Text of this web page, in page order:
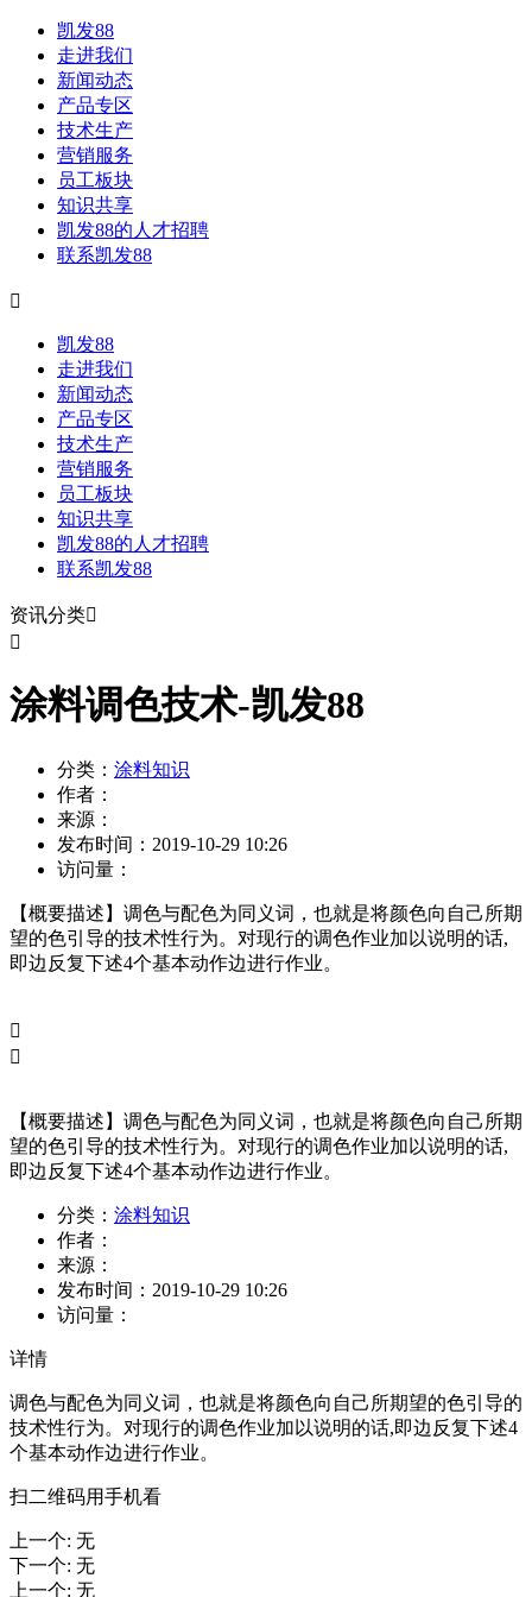
凯发88
走进我们
新闻动态
产品专区
技术生产
营销服务
员工板块
知识共享
凯发88的人才招聘
联系凯发88

凯发88
走进我们
新闻动态
产品专区
技术生产
营销服务
员工板块
知识共享
凯发88的人才招聘
联系凯发88
资讯分类

涂料调色技术-凯发88
分类： 涂料知识
作者：
来源：
发布时间： 2019-10-29 10:26
访问量：
【概要描述】 调色与配色为同义词，也就是将颜色向自己所期
望的色引导的技术性行为。对现行的调色作业加以说明的话,
即边反复下述4个基本动作边进行作业。


【概要描述】 调色与配色为同义词，也就是将颜色向自己所期
望的色引导的技术性行为。对现行的调色作业加以说明的话,
即边反复下述4个基本动作边进行作业。
分类： 涂料知识
作者：
来源：
发布时间： 2019-10-29 10:26
访问量：
详情
调色与配色为同义词，也就是将颜色向自己所期望的色引导的
技术性行为。对现行的调色作业加以说明的话,即边反复下述4
个基本动作边进行作业。
扫二维码用手机看
上一个: 无
下一个: 无
上一个: 无